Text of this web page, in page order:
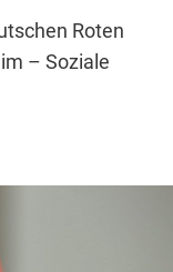
Roten
– Soziale